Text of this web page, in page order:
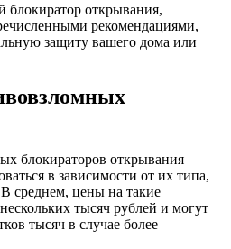
открывания,
рекомендациями,
защиту вашего дома или
блокираторов открывания
в зависимости от их типа,
В среднем, цены на такие
тысяч рублей и могут
тысяч в случае более